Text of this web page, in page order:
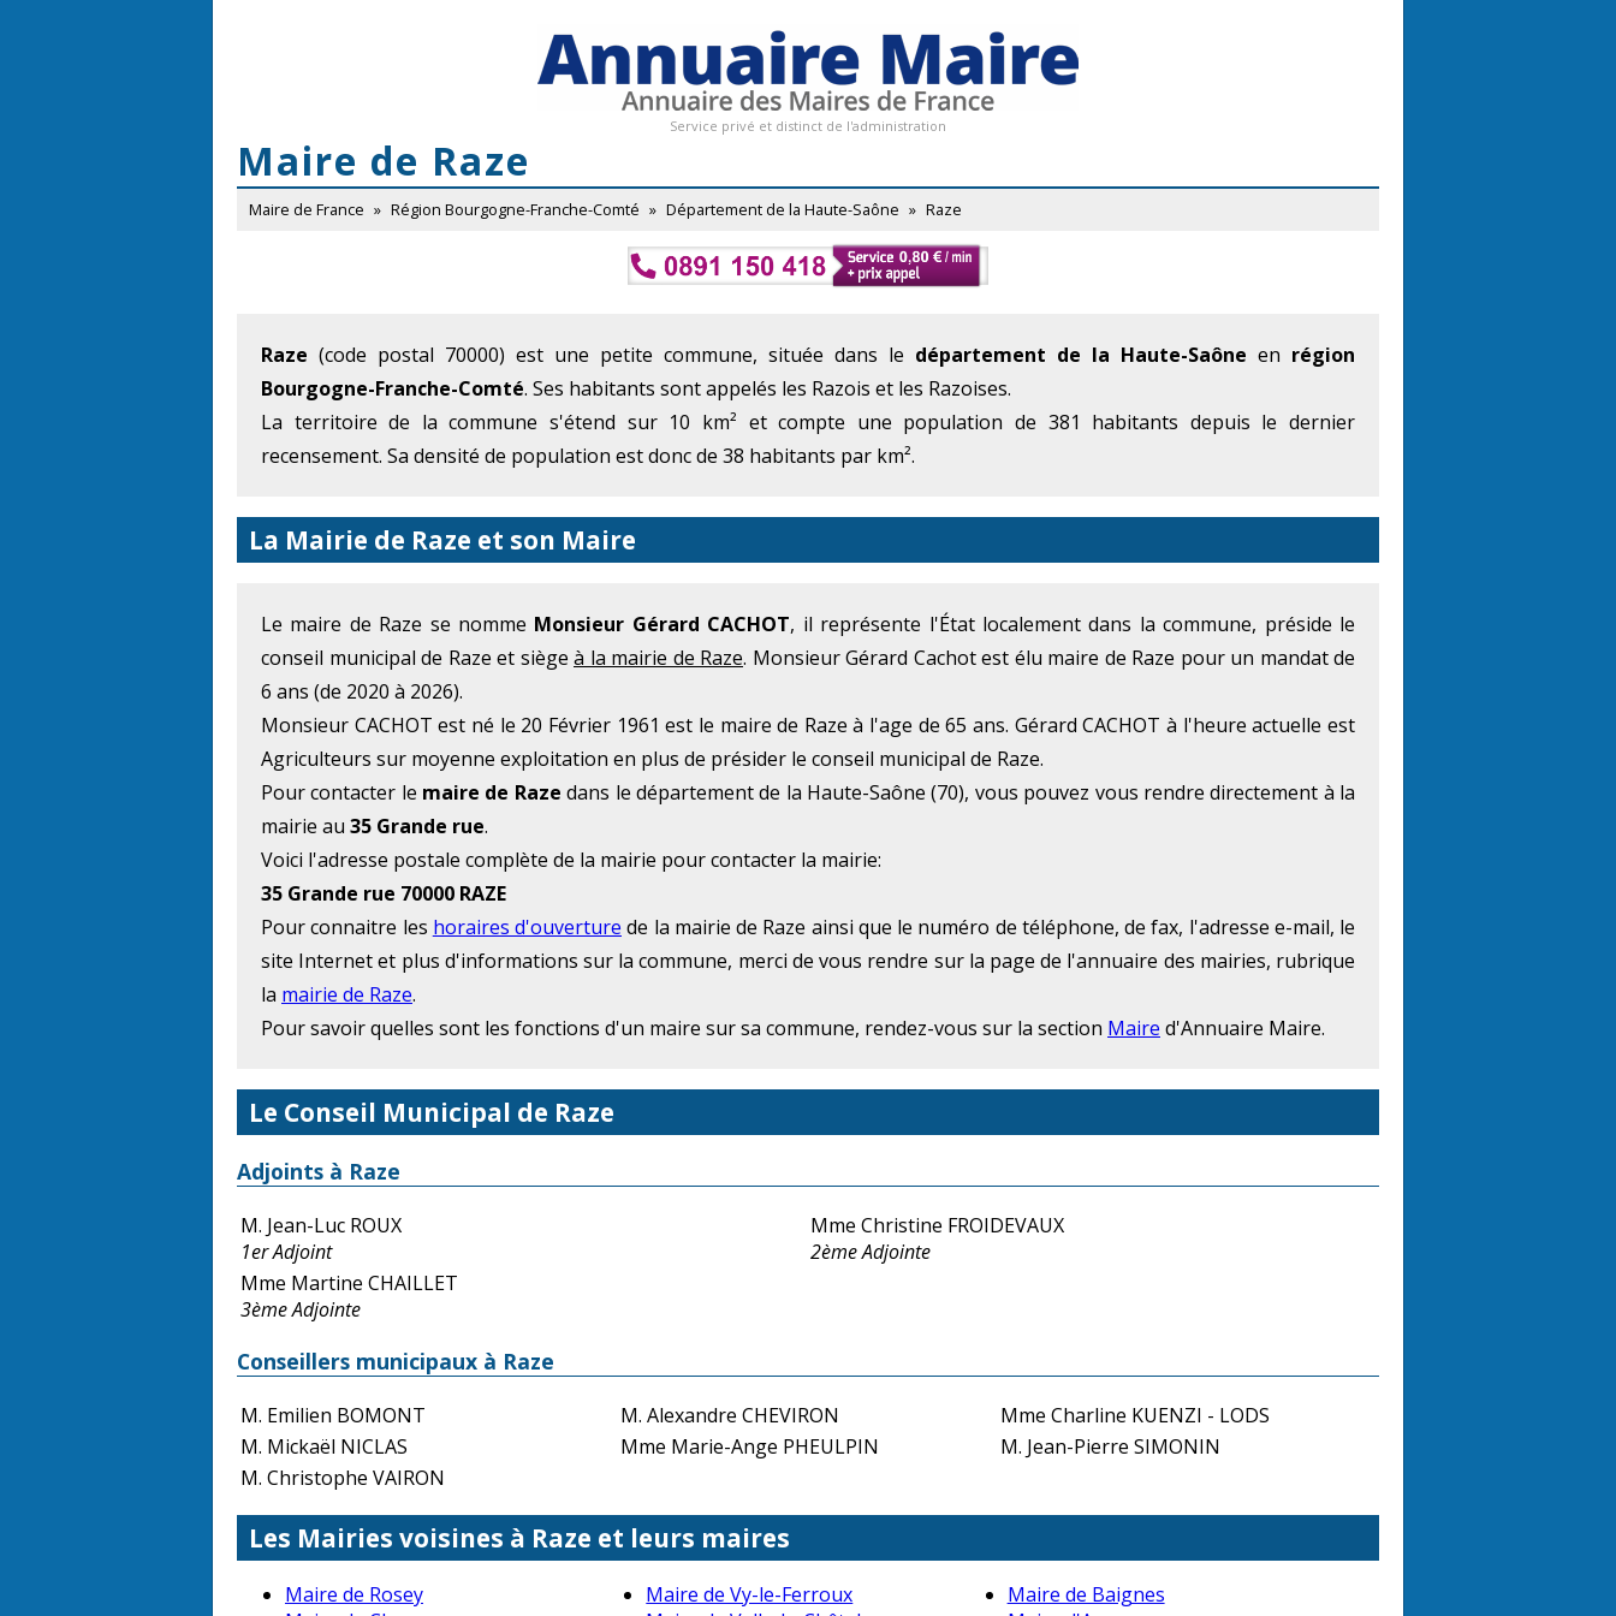
Service privé et distinct de l'administration
Maire de Raze
Maire de France » Région Bourgogne-Franche-Comté » Département de la Haute-Saône » Raze
Raze (code postal 70000) est une petite commune, située dans le département de la Haute-Saône en région
Bourgogne-Franche-Comté. Ses habitants sont appelés les Razois et les Razoises.
La territoire de la commune s'étend sur 10 km² et compte une population de 381 habitants depuis le dernier
recensement. Sa densité de population est donc de 38 habitants par km².
La Mairie de Raze et son Maire
Le maire de Raze se nomme Monsieur Gérard CACHOT, il représente l'État localement dans la commune, préside le
conseil municipal de Raze et siège à la mairie de Raze. Monsieur Gérard Cachot est élu maire de Raze pour un mandat de
6 ans (de 2020 à 2026).
Monsieur CACHOT est né le 20 Février 1961 est le maire de Raze à l'age de 65 ans. Gérard CACHOT à l'heure actuelle est
Agriculteurs sur moyenne exploitation en plus de présider le conseil municipal de Raze.
Pour contacter le maire de Raze dans le département de la Haute-Saône (70), vous pouvez vous rendre directement à la
mairie au 35 Grande rue.
Voici l'adresse postale complète de la mairie pour contacter la mairie:
35 Grande rue 70000 RAZE
Pour connaitre les horaires d'ouverture de la mairie de Raze ainsi que le numéro de téléphone, de fax, l'adresse e-mail, le
site Internet et plus d'informations sur la commune, merci de vous rendre sur la page de l'annuaire des mairies, rubrique
la mairie de Raze.
Pour savoir quelles sont les fonctions d'un maire sur sa commune, rendez-vous sur la section Maire d'Annuaire Maire.
Le Conseil Municipal de Raze
Adjoints à Raze
M. Jean-Luc ROUX
1er Adjoint
Mme Christine FROIDEVAUX
2ème Adjointe
Mme Martine CHAILLET
3ème Adjointe
Conseillers municipaux à Raze
M. Emilien BOMONT M. Alexandre CHEVIRON
Mme Charline KUENZI - LODS
M. Mickaël NICLAS
Mme Marie-Ange PHEULPIN
M. Jean-Pierre SIMONIN
M. Christophe VAIRON
Les Mairies voisines à Raze et leurs maires
Maire de Rosey Maire de Vy-le-Ferroux
Maire de Baignes